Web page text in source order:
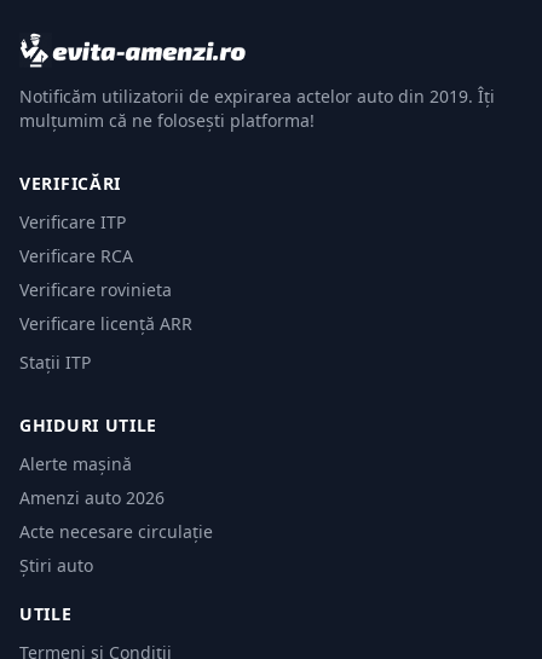
Notificăm utilizatorii de expirarea actelor auto din 2019. Îți
mulțumim că ne folosești platforma!
VERIFICĂRI
Verificare ITP
Verificare RCA
Verificare rovinieta
Verificare licență ARR
Stații ITP
GHIDURI UTILE
Alerte mașină
Amenzi auto 2026
Acte necesare circulație
Știri auto
UTILE
Termeni și Condiții